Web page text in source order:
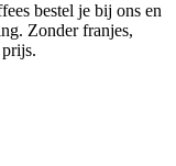
bestel je bij ons en
Zonder franjes,